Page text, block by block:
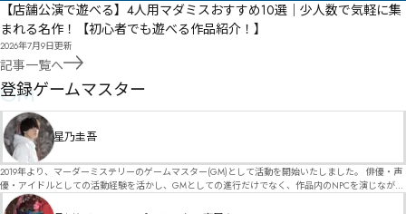
【店舗公演で遊べる】4人用マダミスおすすめ10選｜少人数で気軽に集
まれる名作！【初心者でも遊べる作品紹介！】
2026年7月9日更新
記事一覧へ
GM
登録ゲームマスター
星乃圭吾
2019年より、マーダーミステリーのゲームマスター(GM)として活動を開始いたしました。 俳優・声
優・アイドルとしての活動経験を活かし、GMとしての進行だけでなく、作品内のNPCを演じなが
ら、お客様に物語の世界へ入り込んでいただくような演出・サービスを得意としています。 自分自